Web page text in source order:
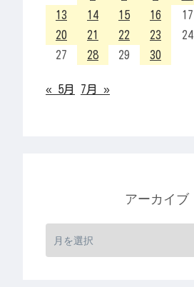
13
14 15 16 17
20
21 22 23 24
27
28 29 30
« 5月 7月 »
アーカイブ